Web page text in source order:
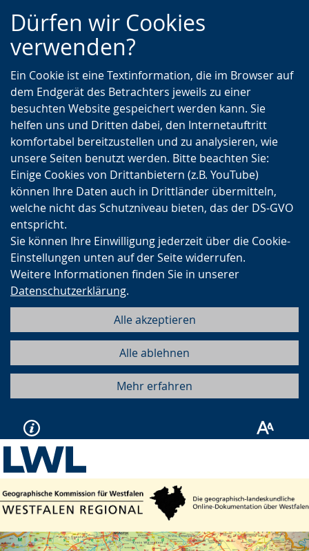
Zur
Hauptnavigation
Zur
Seitennavigation
Zum
Inhalt
Dürfen wir Cookies
verwenden?
Ein Cookie ist eine Textinformation, die im Browser auf
dem Endgerät des Betrachters jeweils zu einer
besuchten Website gespeichert werden kann. Sie
helfen uns und Dritten dabei, den Internetauftritt
komfortabel bereitzustellen und zu analysieren, wie
unsere Seiten benutzt werden. Bitte beachten Sie:
Einige Cookies von Drittanbietern (z.B. YouTube)
können Ihre Daten auch in Drittländer übermitteln,
welche nicht das Schutzniveau bieten, das der DS-GVO
entspricht.
Sie können Ihre Einwilligung jederzeit über die Cookie-
Einstellungen unten auf der Seite widerrufen.
Weitere Informationen finden Sie in unserer
Datenschutzerklärung.
Alle akzeptieren
Alle ablehnen
Mehr erfahren
Vorherige